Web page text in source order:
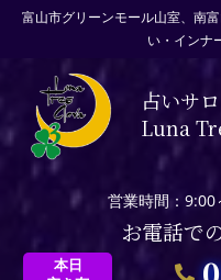
富山市グリーンモール山室、南
い・インナ
占いサ
Luna
営業時間：9:00
お電話で
本日